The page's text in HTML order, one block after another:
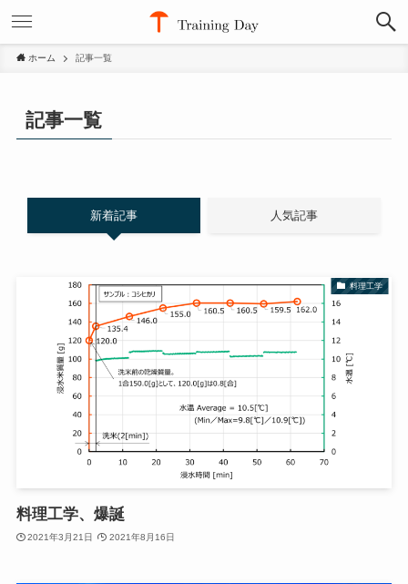
ホーム 記事一覧
記事一覧
新着記事 人気記事
料理工学
料理工学、爆誕
2021年3月21日 2021年8月16日